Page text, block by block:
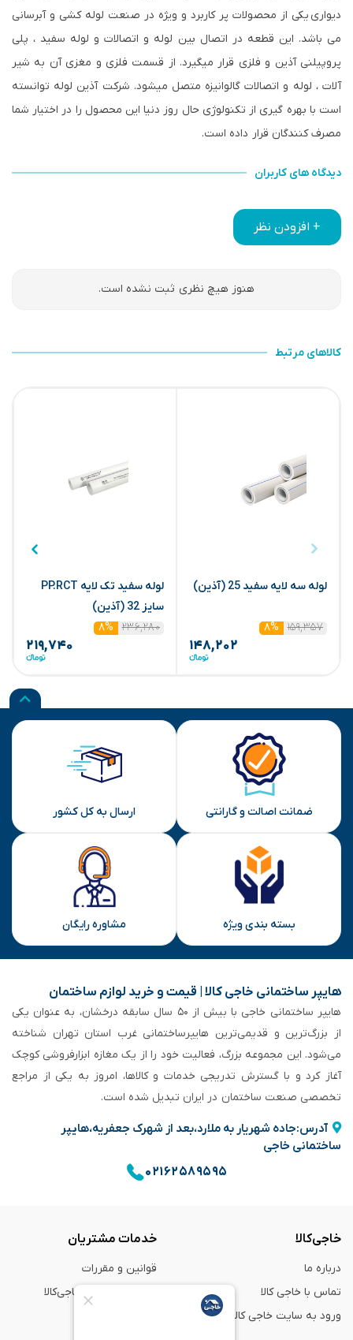
دیواری یکی از محصولات پر کاربرد و ویژه در صنعت لوله کشی و آبرسانی
می باشد. این قطعه در اتصال بین لوله و اتصالات و لوله سفید ، پلی
پروپیلنی آذین و فلزی قرار میگیرد. از قسمت فلزی و مغزی آن به شیر
آلات ، لوله و اتصالات گالوانیزه متصل میشود. شرکت آذین لوله توانسته
است با بهره گیری از تکنولوژی حال روز دنیا این محصول را در اختیار شما
مصرف کنندگان قرار داده است.
دیدگاه های کاربران
+ افزودن نظر
هنوز هیچ نظری ثبت نشده است.
کالاهای مرتبط
لوله سه لایه سفید 25 (آذین)
۱۵۹,۳۵۷ ۸%
۱۴۸,۲۰۲
لوله سفید تک لایه PP.RCT
سایز 32 (آذین)
۲۳۶,۲۸۰
۸%
۲۱۹,۷۴۰
ضمانت اصالت و گارانتی ارسال به کل کشور
بسته بندی ویژه مشاوره رایگان
هایپر ساختمانی خاجی‌ کالا | قیمت و خرید لوازم ساختمان
هایپر ساختمانی خاجی‌ با بیش از ۵۰ سال سابقه‌ درخشان، به عنوان یکی
از بزرگ‌ترین و قدیمی‌ترین هایپرساختمانی‌ غرب استان تهران شناخته
می‌شود. این مجموعه بزرگ، فعالیت خود را از یک مغازه ابزارفروشی کوچک
آغاز کرد و با گسترش تدریجی خدمات و کالاها، امروز به یکی از مراجع
تخصصی صنعت ساختمان در ایران تبدیل شده است.
آدرس:جاده شهریار به ملارد،بعد از شهرک جعفریه،هایپر
ساختمانی خاجی
۰۲۱۶۲۵۸۹۵۹۵
خاجی‌کالا
درباره ما
تماس با خاجی کالا
ورود به سایت خاجی‌ کالا
خدمات مشتریان
قوانین و مقررات
راهنمای خرید از خاجی‌کالا